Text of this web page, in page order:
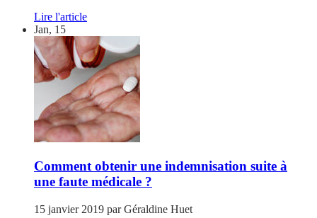
Lire l'article
Jan, 15
Comment obtenir une indemnisation suite à
une faute médicale ?
15 janvier 2019 parGéraldine Huet